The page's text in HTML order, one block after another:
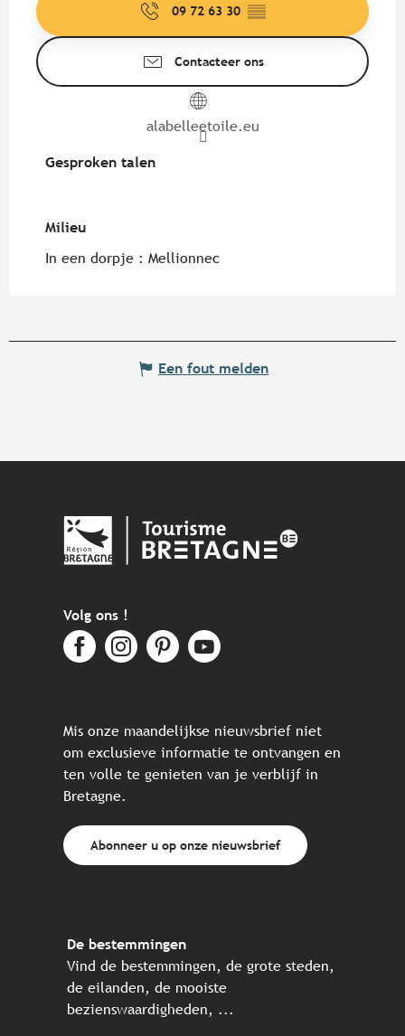
09 72 63 30 ▒▒
Contacteer ons
alabelleetoile.eu
Gesproken talen
Gesproken talen
Milieu
Milieu
In een dorpje : Mellionnec
Een fout melden
Volg ons !
Mis onze maandelijkse nieuwsbrief niet
om exclusieve informatie te ontvangen en
ten volle te genieten van je verblijf in
Bretagne.
Abonneer u op onze nieuwsbrief
De bestemmingen
Vind de bestemmingen, de grote steden,
de eilanden, de mooiste
bezienswaardigheden, ...